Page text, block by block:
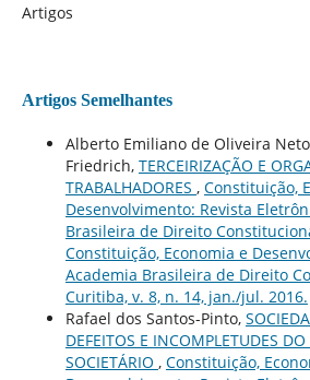
Artigos
Artigos Semelhantes
Alberto Emiliano de Oliveira
Friedrich, TERCEIRIZAÇÃO E
TRABALHADORES , Constituição,
Desenvolvimento: Revista
Brasileira de Direito
Constituição, Economia e
Academia Brasileira de Direito
Curitiba, v. 8, n. 14, jan./jul. 2016.
Rafael dos Santos-Pinto,
DEFEITOS E INCOMPLETUDES
SOCIETÁRIO , Constituição,